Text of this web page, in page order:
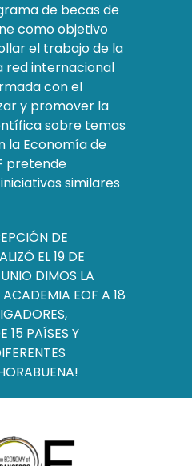
de becas de
como objetivo
el trabajo de la
red internacional
con el
y promover la
sobre temas
la Economía de
pretende
similares
DE
EL 19 DE
DIMOS LA
EOF A 18
15 PAÍSES Y